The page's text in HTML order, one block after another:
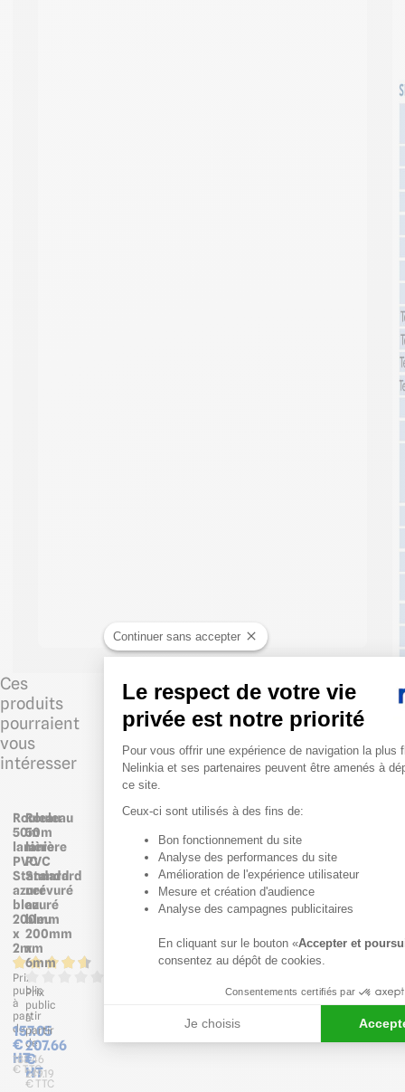
Ces
produits
pourraient
vous
intéresser
Rouleau
50m
lanière
PVC
Standard
azuré
bleu
200mm
x
2mm
Prix
public
à
partir
de
157.05
€
HT
188.46
€ TTC
Rouleau
50m
lanière
PVC
Standard
nervuré
azuré
bleu
200mm
x
6mm
Prix
public
à
partir
de
207.66
€
HT
249.19
€ TTC
Continuer sans accepter
Le respect de votre vie
privée est notre priorité
Plateforme de Gestion du
Pour vous offrir une expérience de navigation la plus
Nelinkia et ses partenaires peuvent être amenés à
ce site.
Ceux-ci sont utilisés à des fins de:
Bon fonctionnement du site
Analyse des performances du site
Amélioration de l'expérience utilisateur
Mesure et création d'audience
Analyse des campagnes publicitaires
En cliquant sur le bouton «Accepter et
consentez au dépôt de cookies.
Consentements certifiés par
Je choisis
Axeptio consent